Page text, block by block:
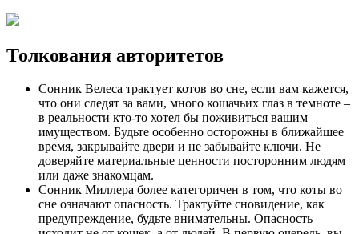
Толкования авторитетов
Сонник Велеса трактует котов во сне, если вам кажется,
что они следят за вами, много кошачьих глаз в темноте –
в реальности кто-то хотел бы поживиться вашим
имуществом. Будьте особенно осторожны в ближайшее
время, закрывайте двери и не забывайте ключи. Не
доверяйте материальные ценности посторонним людям
или даже знакомцам.
Сонник Миллера более категоричен в том, что коты во
сне означают опасность. Трактуйте сновидение, как
предупреждение, будьте внимательны. Опасность